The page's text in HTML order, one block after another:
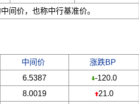
间价，也称中行基准价。
中间价
涨跌BP
6.5387
-120.0
8.0019
21.0